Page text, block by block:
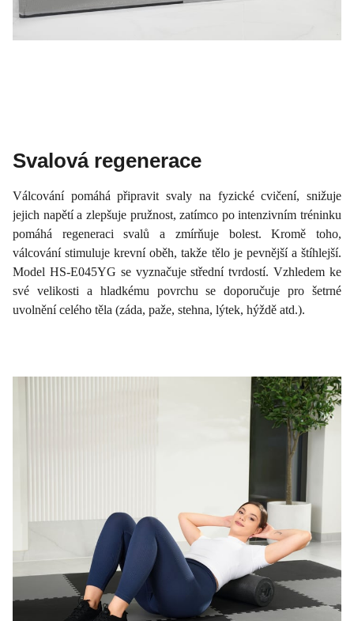
Svalová regenerace
Válcování pomáhá připravit svaly na fyzické cvičení, snižuje
jejich napětí a zlepšuje pružnost, zatímco po intenzivním tréninku
pomáhá regeneraci svalů a zmírňuje bolest. Kromě toho,
válcování stimuluje krevní oběh, takže tělo je pevnější a štíhlejší.
Model HS-E045YG se vyznačuje střední tvrdostí. Vzhledem ke
své velikosti a hladkému povrchu se doporučuje pro šetrné
uvolnění celého těla (záda, paže, stehna, lýtek, hýždě atd.).